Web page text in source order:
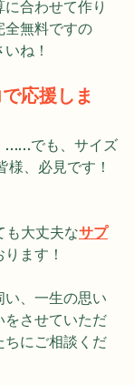
合わせて作り
無料ですの
ね！
応援しま
でも、サイズ
、必見です！
大丈夫な サプ
ます！
、一生の思い
をさせていただ
にご相談くだ